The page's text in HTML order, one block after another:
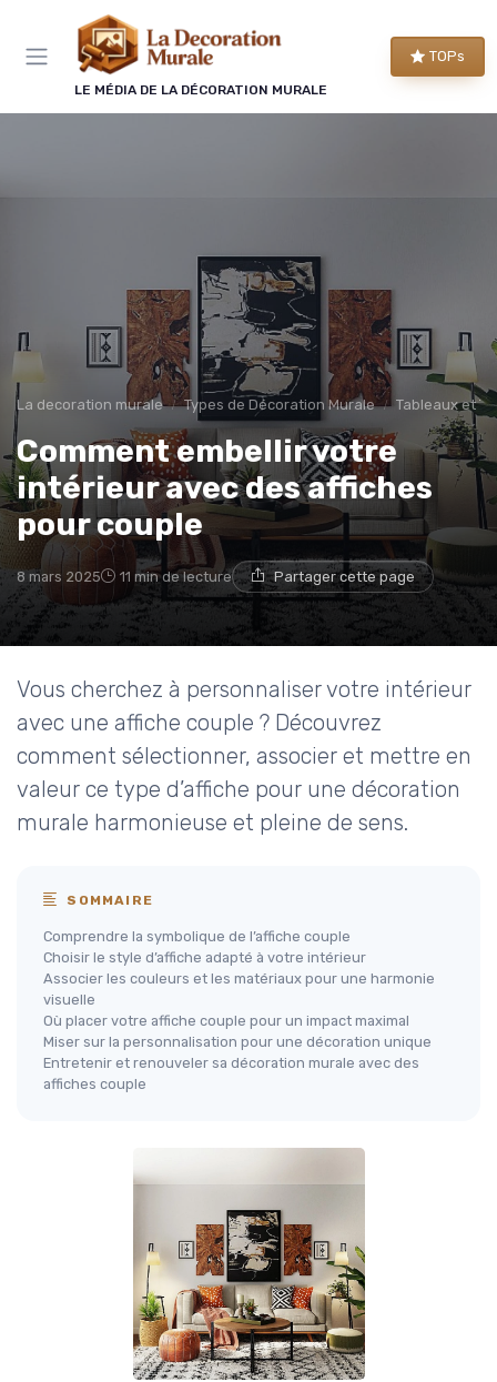
LE MÉDIA DE LA DÉCORATION MURALE
TOPs
La decoration murale Types de Décoration Murale Tableaux et
Comment embellir votre
intérieur avec des affiches
pour couple
8 mars 2025 11 min de lecture Partager cette page
Vous cherchez à personnaliser votre intérieur
avec une affiche couple ? Découvrez
comment sélectionner, associer et mettre en
valeur ce type d’affiche pour une décoration
murale harmonieuse et pleine de sens.
SOMMAIRE
Comprendre la symbolique de l’affiche couple
Choisir le style d’affiche adapté à votre intérieur
Associer les couleurs et les matériaux pour une harmonie
visuelle
Où placer votre affiche couple pour un impact maximal
Miser sur la personnalisation pour une décoration unique
Entretenir et renouveler sa décoration murale avec des
affiches couple
Panneau de gestion des cookies